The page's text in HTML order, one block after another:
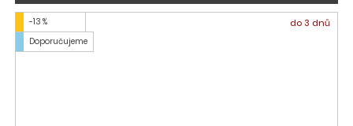
-13 %
Doporučujeme
do 3 dnů